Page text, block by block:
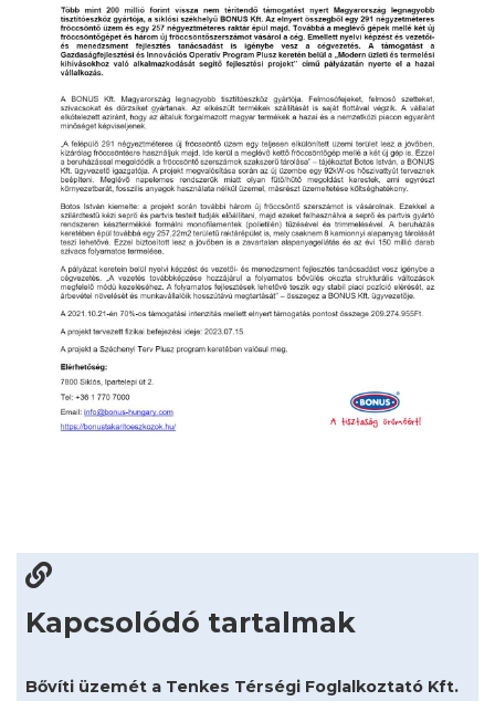
Kapcsolódó tartalmak
Bővíti üzemét a Tenkes Térségi Foglalkoztató Kft.